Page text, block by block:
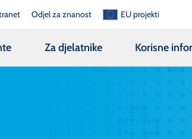
Odjel za znanost EU projekti
Za djelatnike Korisne